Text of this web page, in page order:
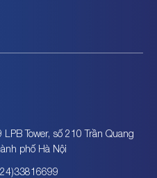
Tower, số 210 Trần Quang
phố Hà Nội